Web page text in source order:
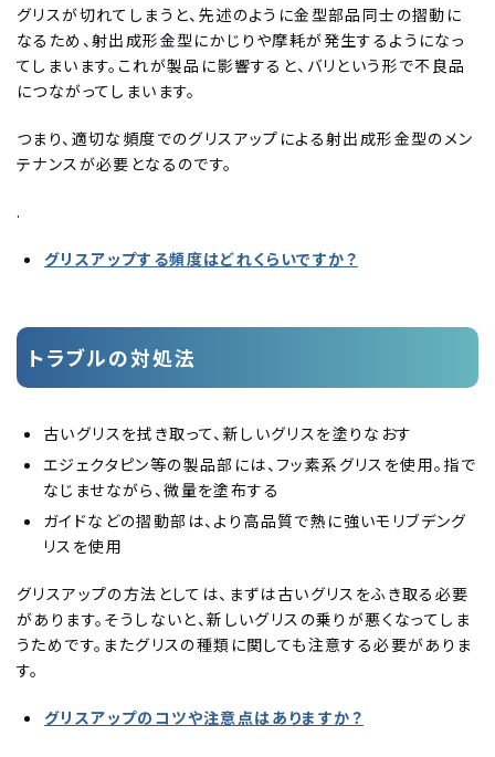
グリスが切れてしまうと、先述のように金型部品同士の摺動に
なるため、射出成形金型にかじりや摩耗が発生するようになっ
てしまいます。これが製品に影響すると、バリという形で不良品
につながってしまいます。
つまり、適切な頻度でのグリスアップによる射出成形金型のメン
テナンスが必要となるのです。
.
グリスアップする頻度はどれくらいですか？
トラブルの対処法
古いグリスを拭き取って、新しいグリスを塗りなおす
エジェクタピン等の製品部には、フッ素系グリスを使用。指で
なじませながら、微量を塗布する
ガイドなどの摺動部は、より高品質で熱に強いモリブデング
リスを使用
グリスアップの方法としては、まずは古いグリスをふき取る必要
があります。そうしないと、新しいグリスの乗りが悪くなってしま
うためです。またグリスの種類に関しても注意する必要がありま
す。
グリスアップのコツや注意点はありますか？